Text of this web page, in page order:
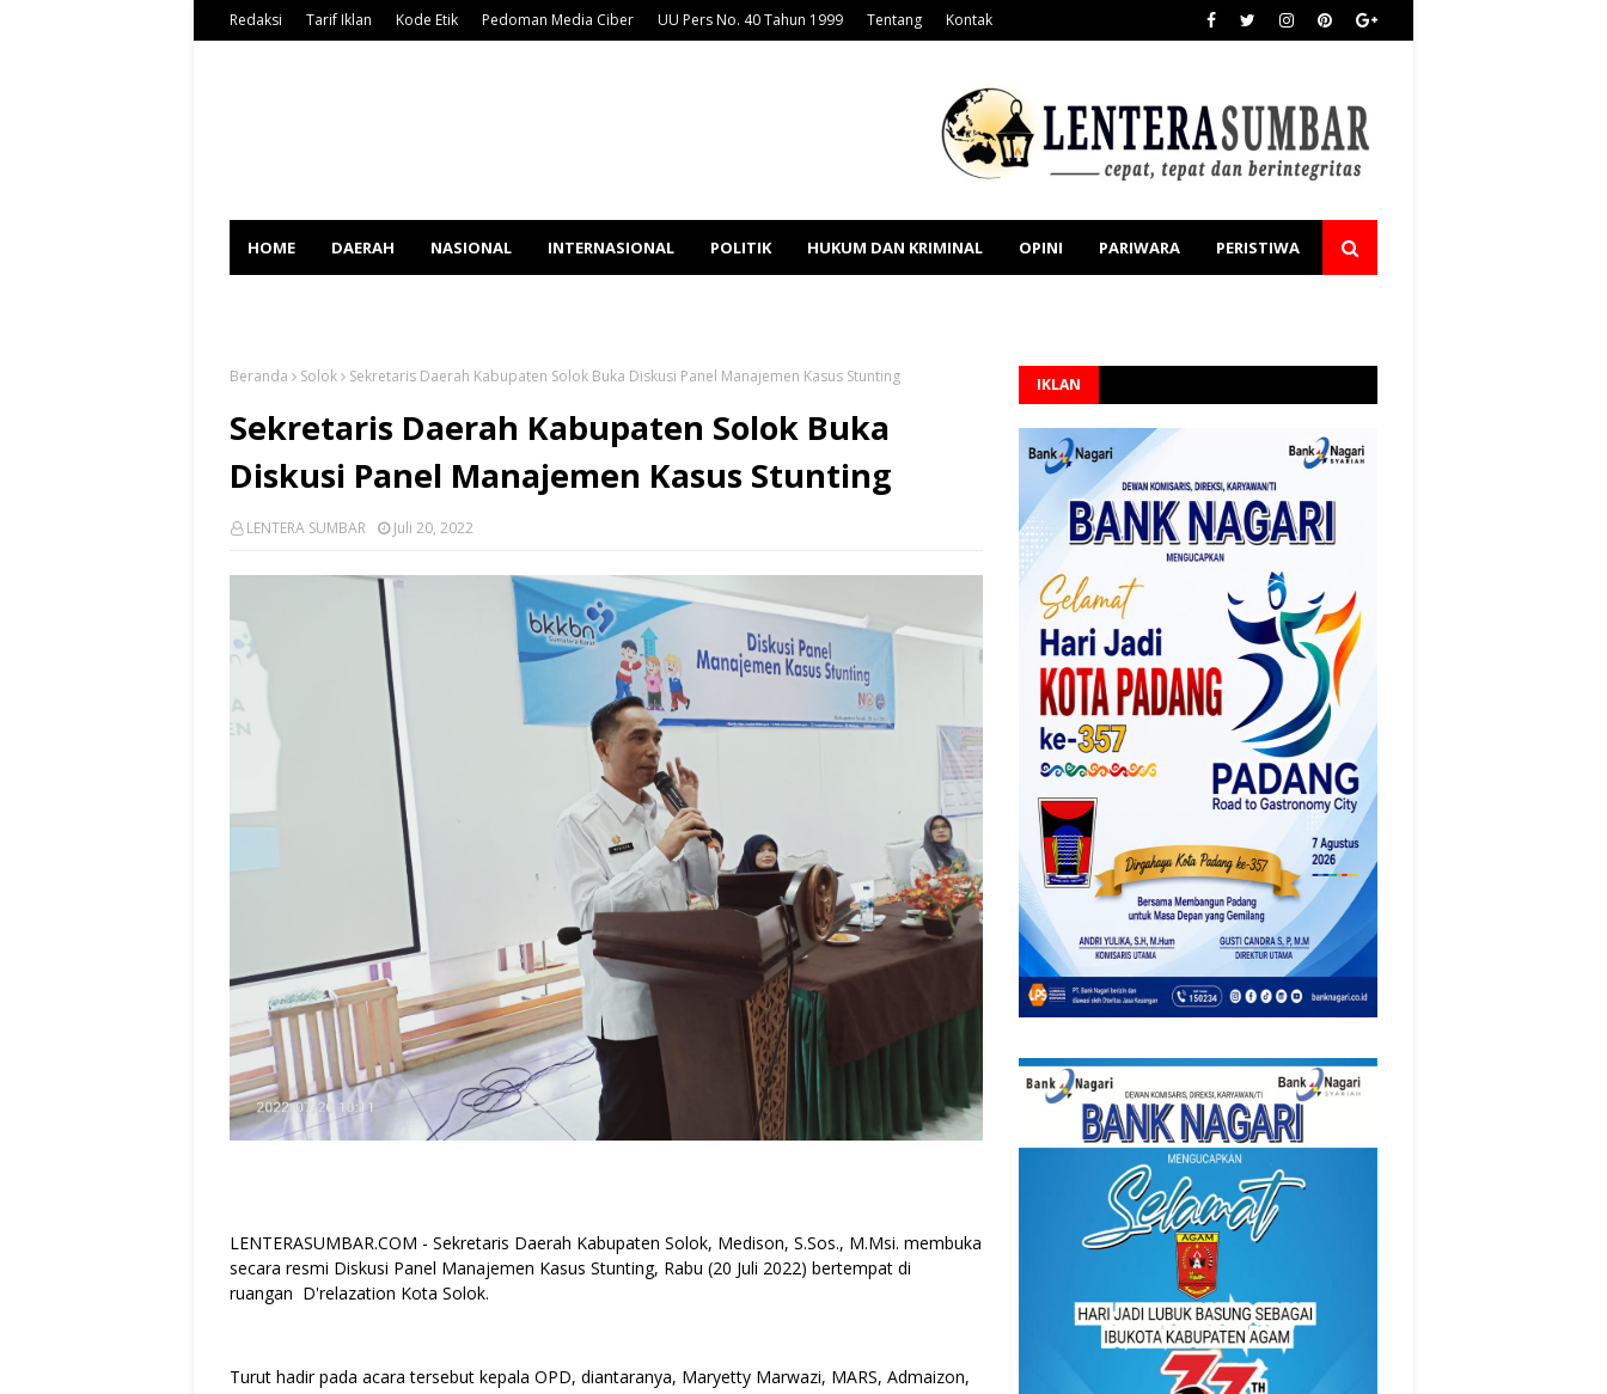
Redaksi Tarif Iklan Kode Etik Pedoman Media Ciber UU Pers No. 40 Tahun 1999 Tentang Kontak
HOME DAERAH NASIONAL INTERNASIONAL POLITIK HUKUM DAN KRIMINAL OPINI PARIWARA PERISTIWA
Beranda Solok Sekretaris Daerah Kabupaten Solok Buka Diskusi Panel Manajemen Kasus Stunting
Sekretaris Daerah Kabupaten Solok Buka
Diskusi Panel Manajemen Kasus Stunting
LENTERA SUMBAR Juli 20, 2022
LENTERASUMBAR.COM - Sekretaris Daerah Kabupaten Solok, Medison, S.Sos., M.Msi. membuka
secara resmi Diskusi Panel Manajemen Kasus Stunting, Rabu (20 Juli 2022) bertempat di
ruangan D'relazation Kota Solok.
Turut hadir pada acara tersebut kepala OPD, diantaranya, Maryetty Marwazi, MARS, Admaizon,
IKLAN